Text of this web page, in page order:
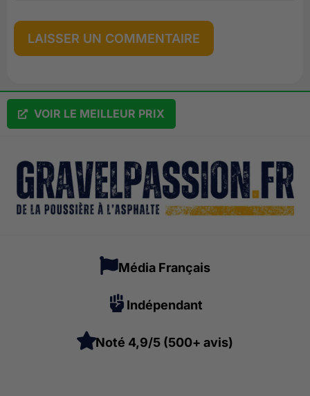
VOIR LE MEILLEUR PRIX
Média Français
Indépendant
Noté 4,9/5 (500+ avis)